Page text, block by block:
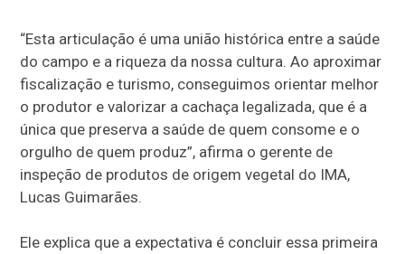
“Esta articulação é uma união histórica entre a saúde
do campo e a riqueza da nossa cultura. Ao aproximar
fiscalização e turismo, conseguimos orientar melhor
o produtor e valorizar a cachaça legalizada, que é a
única que preserva a saúde de quem consome e o
orgulho de quem produz”, afirma o gerente de
inspeção de produtos de origem vegetal do IMA,
Lucas Guimarães.
Ele explica que a expectativa é concluir essa primeira